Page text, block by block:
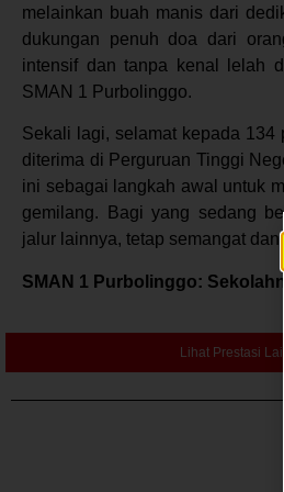
melainkan buah manis dari
dukungan penuh doa dari
intensif dan tanpa kenal lelah
SMAN 1 Purbolinggo.
Sekali lagi, selamat kepada 134
diterima di Perguruan Tinggi
ini sebagai langkah awal untuk
gemilang. Bagi yang sedang
jalur lainnya, tetap semangat dan
SMAN 1 Purbolinggo:
Lihat Prestasi